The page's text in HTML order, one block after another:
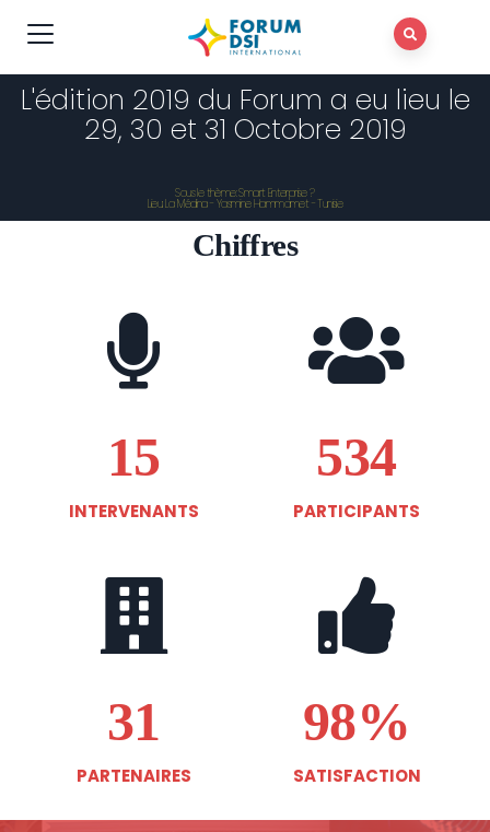
L'édition 2019 du Forum a eu lieu le
29, 30 et 31 Octobre 2019
Sous le thème: Smart Enterprise ?
Lieu: La Médina - Yasmine Hammamet - Tunisie
Chiffres
15
INTERVENANTS
534
PARTICIPANTS
31
PARTENAIRES
98%
SATISFACTION